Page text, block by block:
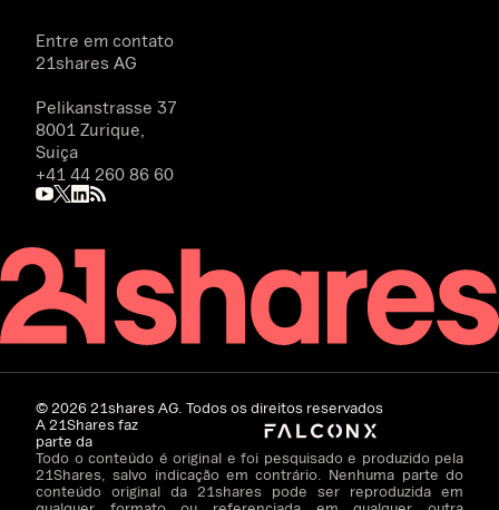
Entre em contato
21shares AG
Pelikanstrasse 37
8001 Zurique,
Suiça
+41 44 260 86 60
©202621shares AG. Todos os direitos reservados
A 21Shares faz
parte da
Todo o conteúdo é original e foi pesquisado e produzido pela
21Shares, salvo indicação em contrário. Nenhuma parte do
conteúdo original da 21shares pode ser reproduzida em